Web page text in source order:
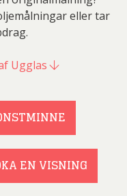
eller tar
Ugglas
EN VISNING